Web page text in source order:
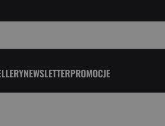
NEWSLETTERPROMOCJE